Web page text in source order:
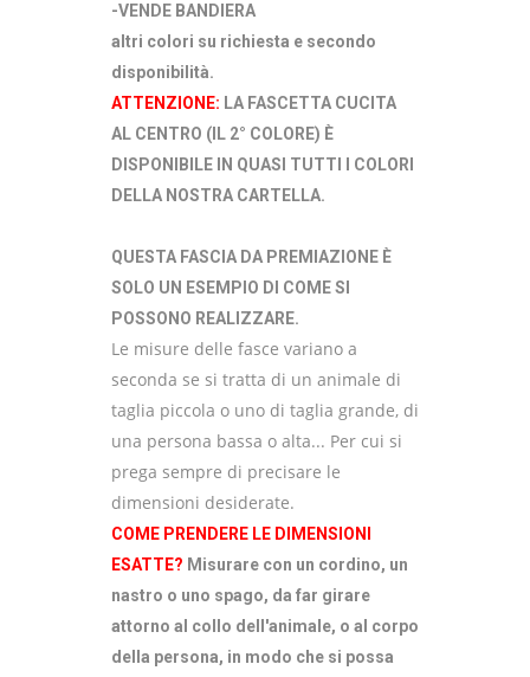
-VENDE BANDIERA
altri colori su richiesta e secondo
disponibilità.
ATTENZIONE: LA FASCETTA CUCITA
AL CENTRO (IL 2° COLORE) È
DISPONIBILE IN QUASI TUTTI I COLORI
DELLA NOSTRA CARTELLA.
QUESTA FASCIA DA PREMIAZIONE È
SOLO UN ESEMPIO DI COME SI
POSSONO REALIZZARE.
Le misure delle fasce variano a
seconda se si tratta di un animale di
taglia piccola o uno di taglia grande, di
una persona bassa o alta... Per cui si
prega sempre di precisare le
dimensioni desiderate.
COME PRENDERE LE DIMENSIONI
ESATTE? Misurare con un cordino, un
nastro o uno spago, da far girare
attorno al collo dell'animale, o al corpo
della persona, in modo che si possa